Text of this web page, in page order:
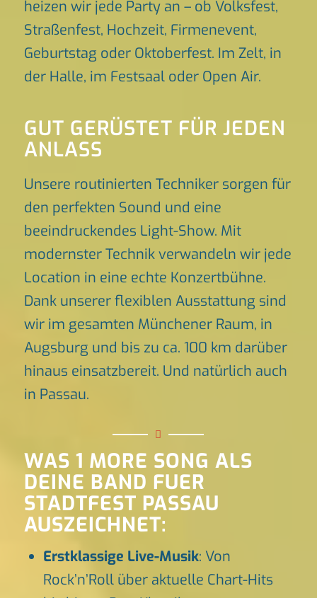
heizen wir jede Party an – ob Volksfest,
Straßenfest, Hochzeit, Firmenevent,
Geburtstag oder Oktoberfest. Im Zelt, in
der Halle, im Festsaal oder Open Air.
GUT GERÜSTET FÜR JEDEN
ANLASS
Unsere routinierten Techniker sorgen für
den perfekten Sound und eine
beeindruckendes Light-Show. Mit
modernster Technik verwandeln wir jede
Location in eine echte Konzertbühne.
Dank unserer flexiblen Ausstattung sind
wir im gesamten Münchener Raum, in
Augsburg und bis zu ca. 100 km darüber
hinaus einsatzbereit. Und natürlich auch
in Passau.
WAS 1 MORE SONG ALS
DEINE BAND FUER
STADTFEST PASSAU
AUSZEICHNET:
Erstklassige Live-Musik: Von
Rock’n’Roll über aktuelle Chart-Hits